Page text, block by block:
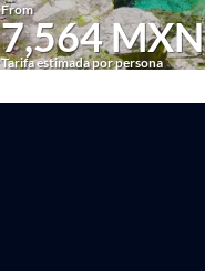
From
7,564 MXN
Tarifa estimada por persona